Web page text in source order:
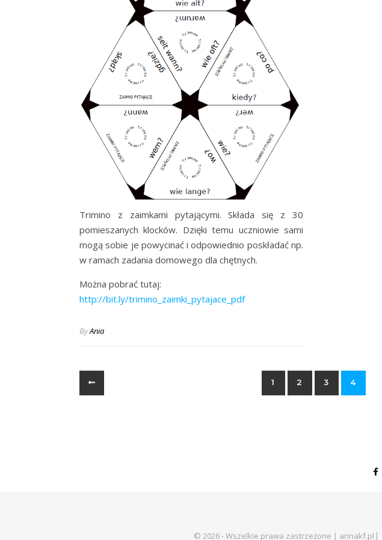
Trimino z zaimkami pytającymi. Składa się z 30
pomieszanych klocków. Dzięki temu uczniowie sami
mogą sobie je powycinać i odpowiednio poskładać np.
w ramach zadania domowego dla chętnych.
Można pobrać tutaj:
http://bit.ly/trimino_zaimki_pytajace_pdf
ByAnia
1 2 3 4
© 2026 - Wszelkie prawa zastrzeżone | annakf.pl